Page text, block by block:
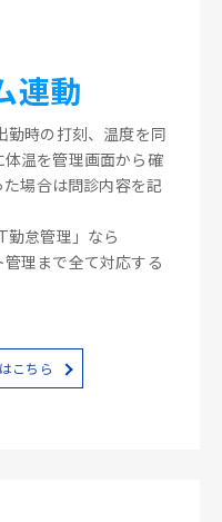
連動
勤時の打刻、温度を同
温を管理画面から確
場合は問診内容を記
勤怠管理」なら
理まで全て対応する
こちら